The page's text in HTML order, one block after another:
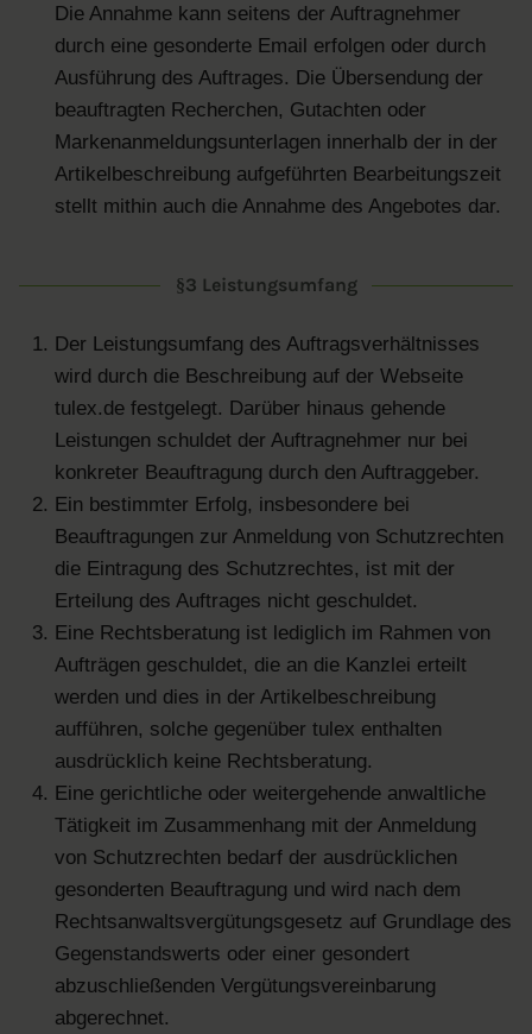
Die Annahme kann seitens der Auftragnehmer
durch eine gesonderte Email erfolgen oder durch
Ausführung des Auftrages. Die Übersendung der
beauftragten Recherchen, Gutachten oder
Markenanmeldungsunterlagen innerhalb der in der
Artikelbeschreibung aufgeführten Bearbeitungszeit
stellt mithin auch die Annahme des Angebotes dar.
§3 Leistungsumfang
Der Leistungsumfang des Auftragsverhältnisses
wird durch die Beschreibung auf der Webseite
tulex.de festgelegt. Darüber hinaus gehende
Leistungen schuldet der Auftragnehmer nur bei
konkreter Beauftragung durch den Auftraggeber.
Ein bestimmter Erfolg, insbesondere bei
Beauftragungen zur Anmeldung von Schutzrechten
die Eintragung des Schutzrechtes, ist mit der
Erteilung des Auftrages nicht geschuldet.
Eine Rechtsberatung ist lediglich im Rahmen von
Aufträgen geschuldet, die an die Kanzlei erteilt
werden und dies in der Artikelbeschreibung
aufführen, solche gegenüber tulex enthalten
ausdrücklich keine Rechtsberatung.
Eine gerichtliche oder weitergehende anwaltliche
Tätigkeit im Zusammenhang mit der Anmeldung
von Schutzrechten bedarf der ausdrücklichen
gesonderten Beauftragung und wird nach dem
Rechtsanwaltsvergütungsgesetz auf Grundlage des
Gegenstandswerts oder einer gesondert
abzuschließenden Vergütungsvereinbarung
abgerechnet.